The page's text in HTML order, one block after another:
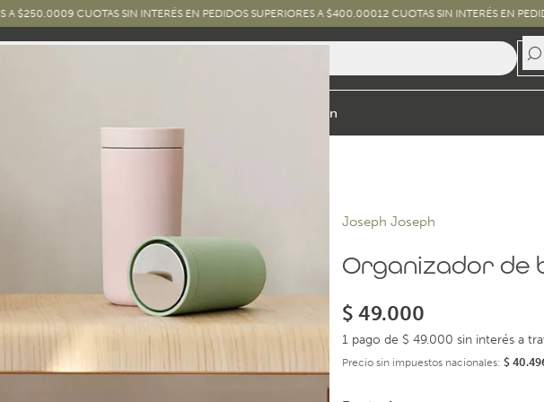
9 CUOTAS SIN INTERÉS EN PEDIDOS SUPERIORES A $400.000 12 CUOTAS SIN INTERÉS EN PEDIDOS
Inspiración
Joseph Joseph
Organizador de
$ 49.000
1 pago de $ 49.000 sin interés a
Precio sin impuestos nacionales:$